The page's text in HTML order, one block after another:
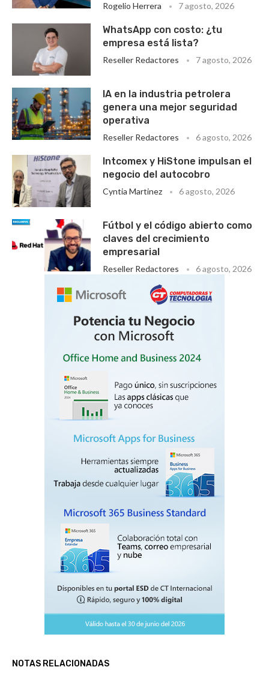
Rogelio Herrera 7 agosto, 2026
WhatsApp con costo: ¿tu
empresa está lista?
Reseller Redactores 7 agosto, 2026
IA en la industria petrolera
genera una mejor seguridad
operativa
Reseller Redactores 6 agosto, 2026
Intcomex y HiStone impulsan el
negocio del autocobro
Cyntia Martinez 6 agosto, 2026
Fútbol y el código abierto como
claves del crecimiento
empresarial
Reseller Redactores 6 agosto, 2026
NOTAS RELACIONADAS